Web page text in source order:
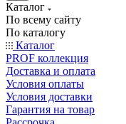
Каталог
По всему сайту
По каталогу
Каталог
PROF коллекция
Доставка и оплата
Условия оплаты
Условия доставки
Гарантия на товар